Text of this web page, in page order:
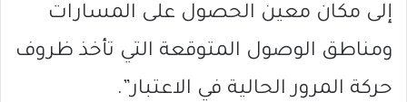
إلى مكان معين الحصول على المسارات
ومناطق الوصول المتوقعة التي تأخذ ظروف
حركة المرور الحالية في الاعتبار”.